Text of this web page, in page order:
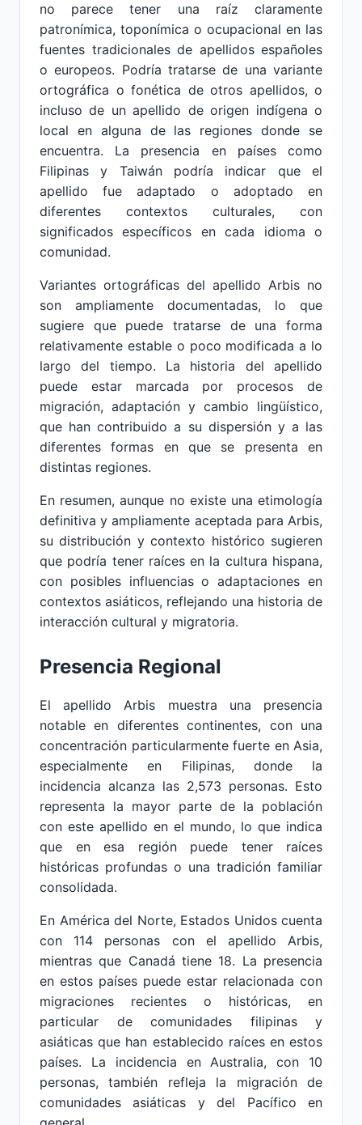
no parece tener una raíz claramente
patronímica, toponímica o ocupacional en las
fuentes tradicionales de apellidos españoles
o europeos. Podría tratarse de una variante
ortográfica o fonética de otros apellidos, o
incluso de un apellido de origen indígena o
local en alguna de las regiones donde se
encuentra. La presencia en países como
Filipinas y Taiwán podría indicar que el
apellido fue adaptado o adoptado en
diferentes contextos culturales, con
significados específicos en cada idioma o
comunidad.
Variantes ortográficas del apellido Arbis no
son ampliamente documentadas, lo que
sugiere que puede tratarse de una forma
relativamente estable o poco modificada a lo
largo del tiempo. La historia del apellido
puede estar marcada por procesos de
migración, adaptación y cambio lingüístico,
que han contribuido a su dispersión y a las
diferentes formas en que se presenta en
distintas regiones.
En resumen, aunque no existe una etimología
definitiva y ampliamente aceptada para Arbis,
su distribución y contexto histórico sugieren
que podría tener raíces en la cultura hispana,
con posibles influencias o adaptaciones en
contextos asiáticos, reflejando una historia de
interacción cultural y migratoria.
Presencia Regional
El apellido Arbis muestra una presencia
notable en diferentes continentes, con una
concentración particularmente fuerte en Asia,
especialmente en Filipinas, donde la
incidencia alcanza las 2,573 personas. Esto
representa la mayor parte de la población
con este apellido en el mundo, lo que indica
que en esa región puede tener raíces
históricas profundas o una tradición familiar
consolidada.
En América del Norte, Estados Unidos cuenta
con 114 personas con el apellido Arbis,
mientras que Canadá tiene 18. La presencia
en estos países puede estar relacionada con
migraciones recientes o históricas, en
particular de comunidades filipinas y
asiáticas que han establecido raíces en estos
países. La incidencia en Australia, con 10
personas, también refleja la migración de
comunidades asiáticas y del Pacífico en